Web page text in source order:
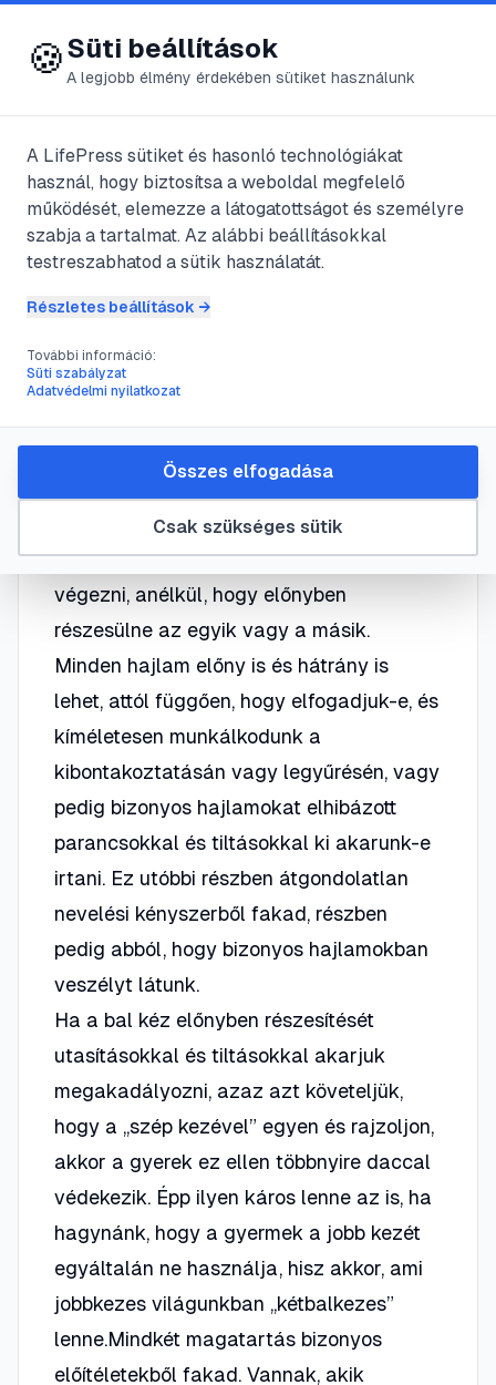
😍 LifePress
@Endre
2025. május 26. · 5perc olvasás
A balkezesek
egy kisgyerek bal-vagy jobbkezes.
években, a gyerekek egyes feladatokat
gyakran mindkét kezükkel el tudják
végezni, anélkül, hogy előnyben
részesülne az egyik vagy a másik.
Minden hajlam előny is és hátrány is
lehet, attól függően, hogy elfogadjuk-e, és
kíméletesen munkálkodunk a
kibontakoztatásán vagy legyűrésén, vagy
pedig bizonyos hajlamokat elhibázott
parancsokkal és tiltásokkal ki akarunk-e
irtani. Ez utóbbi részben átgondolatlan
nevelési kényszerből fakad, részben
pedig abból, hogy bizonyos hajlamokban
veszélyt látunk.
Ha a bal kéz előnyben részesítését
utasításokkal és tiltásokkal akarjuk
megakadályozni, azaz azt követeljük,
hogy a „szép kezével” egyen és rajzoljon,
akkor a gyerek ez ellen többnyire daccal
védekezik. Épp ilyen káros lenne az is, ha
hagynánk, hogy a gyermek a jobb kezét
egyáltalán ne használja, hisz akkor, ami
jobbkezes világunkban „kétbalkezes”
lenne.Mindkét magatartás bizonyos
előítéletekből fakad. Vannak, akik
🍪Süti beállítások
A legjobb élmény érdekében sütiket használunk
A LifePress sütiket és hasonló technológiákat
használ, hogy biztosítsa a weboldal megfelelő
működését, elemezze a látogatottságot és személyre
szabja a tartalmat. Az alábbi beállításokkal
testreszabhatod a sütik használatát.
Részletes beállítások →
További információ:
Süti szabályzat
Adatvédelmi nyilatkozat
Csak szükséges sütik
Összes elfogadása